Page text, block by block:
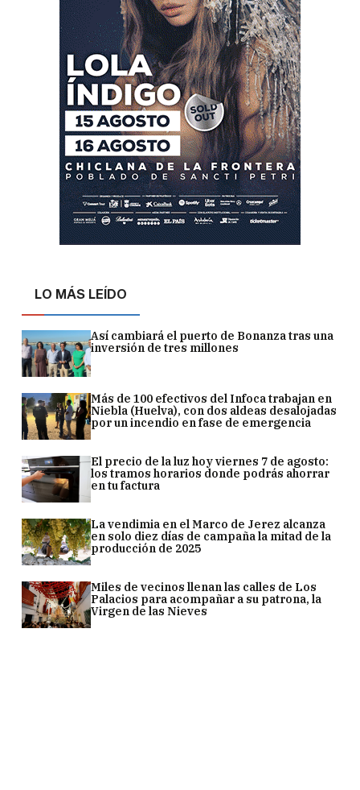
LO MÁS LEÍDO
Así cambiará el puerto de Bonanza tras una
inversión de tres millones
Más de 100 efectivos del Infoca trabajan en
Niebla (Huelva), con dos aldeas desalojadas
por un incendio en fase de emergencia
El precio de la luz hoy viernes 7 de agosto:
los tramos horarios donde podrás ahorrar
en tu factura
La vendimia en el Marco de Jerez alcanza
en solo diez días de campaña la mitad de la
producción de 2025
Miles de vecinos llenan las calles de Los
Palacios para acompañar a su patrona, la
Virgen de las Nieves